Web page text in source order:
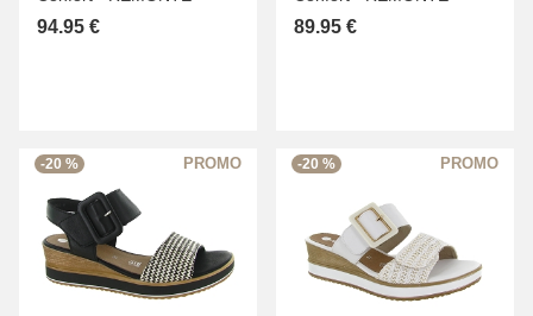
94.95 € 89.95 €
-20 % -20 %